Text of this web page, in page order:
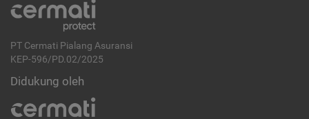
PT Cermati Pialang Asuransi
KEP-596/PD.02/2025
Didukung oleh